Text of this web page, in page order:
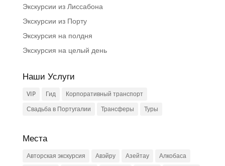
Экскурсии из Лиссабона
Экскурсии из Порту
Экскурсия на полдня
Экскурсия на целый день
Наши Услуги
VIP Гид
Корпоративный транспорт
Свадьба в Португалии
Трансферы Туры
Места
Авторская экскурсия Авэйру Азейтау
Алкобаса